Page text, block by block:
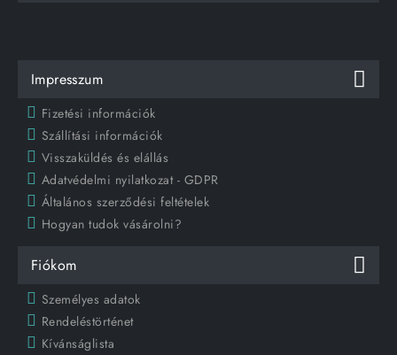
Impresszum
Fizetési információk
Szállítási információk
Visszaküldés és elállás
Adatvédelmi nyilatkozat - GDPR
Általános szerződési feltételek
Hogyan tudok vásárolni?
Fiókom
Személyes adatok
Rendeléstörténet
Kívánságlista